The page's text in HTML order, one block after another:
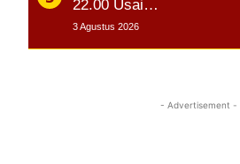
22.00 Usai…
3 Agustus 2026
- Advertisement -